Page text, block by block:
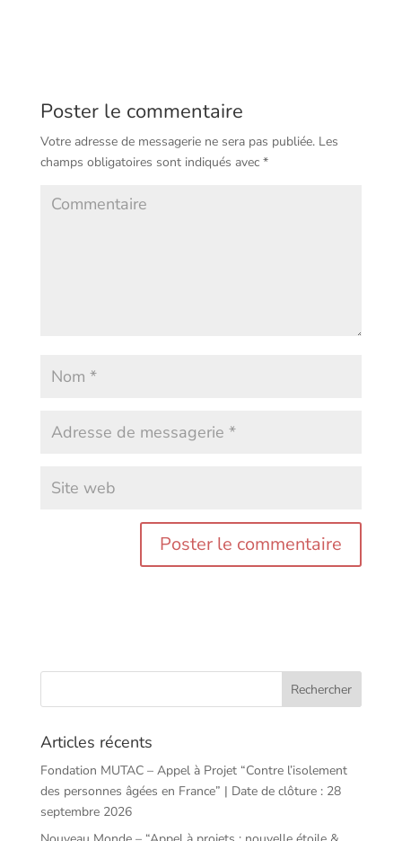
Poster le commentaire
Votre adresse de messagerie ne sera pas publiée.Les
champs obligatoires sont indiqués avec *
Articles récents
Fondation MUTAC – Appel à Projet “Contre l’isolement
des personnes âgées en France” | Date de clôture : 28
septembre 2026